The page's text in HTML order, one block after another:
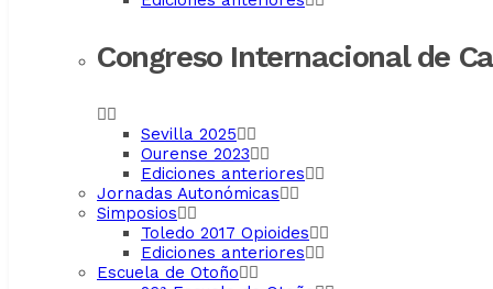
Congreso Internacional de
Sevilla 2025
Ourense 2023
Ediciones anteriores
Jornadas Autonómicas
Simposios
Toledo 2017 Opioides
Ediciones anteriores
Escuela de Otoño